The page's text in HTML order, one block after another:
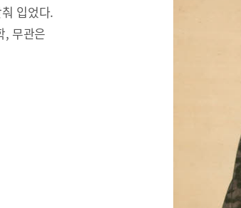
입었다.
, 무관은